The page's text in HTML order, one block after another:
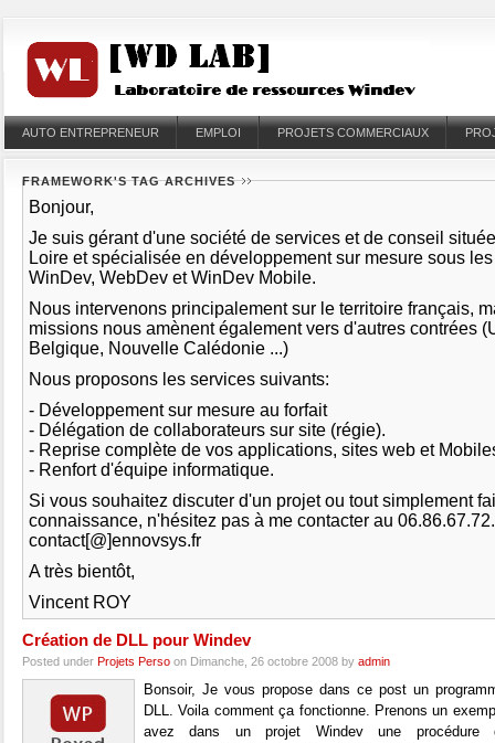
AUTO ENTREPRENEUR EMPLOI PROJETS COMMERCIAUX
FRAMEWORK'S TAG ARCHIVES
Bonjour,
Je suis gérant d'une société de services et de conseil
Loire et spécialisée en développement sur mesure sous
WinDev, WebDev et WinDev Mobile.
Nous intervenons principalement sur le territoire français,
missions nous amènent également vers d'autres contrées
Belgique, Nouvelle Calédonie ...)
Nous proposons les services suivants:
- Développement sur mesure au forfait
- Délégation de collaborateurs sur site (régie).
- Reprise complète de vos applications, sites web et
- Renfort d'équipe informatique.
Si vous souhaitez discuter d'un projet ou tout simplement
connaissance, n'hésitez pas à me contacter au
contact[@]ennovsys.fr
A très bientôt,
Vincent ROY
Création de DLL pour Windev
Posted under Projets Perso on Dimanche, 26 octobre 2008 by admin
Bonsoir, Je vous propose dans ce post un
DLL. Voila comment ça fonctionne. Prenons un
avez dans un projet Windev une procédure